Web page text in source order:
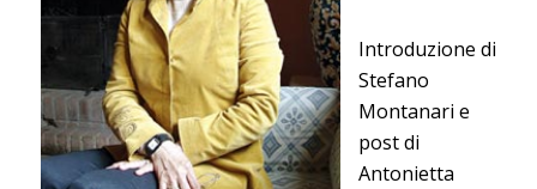
Introduzione di
Stefano
Montanari e
post di
Antonietta